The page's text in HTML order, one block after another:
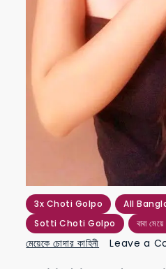
3x Choti Golpo All
Sotti Choti Golpo বাবা
মেয়েকে চোদার কাহিনী
Leave a